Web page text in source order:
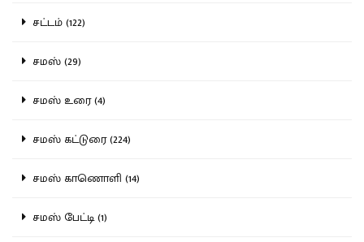
சட்டம் (122)
சமஸ் (29)
சமஸ் உரை (4)
சமஸ் கட்டுரை (224)
சமஸ் காணொளி (14)
சமஸ் பேட்டி (1)